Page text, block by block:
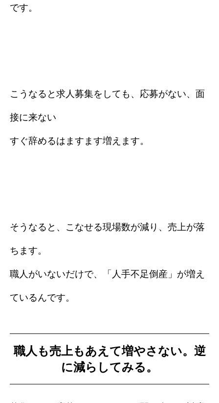
です。
こうなると求人募集をしても、応募がない、面
接に来ない
すぐ辞めるはますます増えます。
そうなると、こなせる現場数が減り、売上が落
ちます。
職人がいないだけで、「人手不足倒産」が増え
ているんです。
職人も売上もあえて増やさない。逆
に減らしてみる。